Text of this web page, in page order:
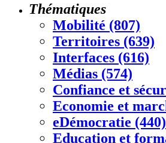
Thématiques
Mobilité (807)
Territoires (639)
Interfaces (616)
Médias (574)
Confiance et
Economie et
eDémocratie (440)
Education et